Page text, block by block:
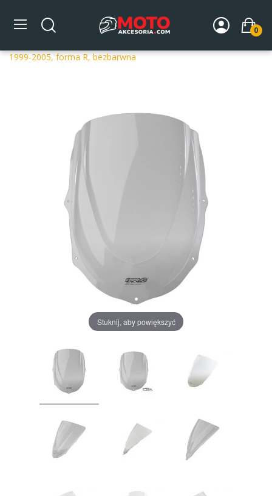
0
Strona główna DLA MOTOCYKLA Szyby
Szyby
1999-2005, forma R, bezbarwna
Stuknij, aby powiększyć